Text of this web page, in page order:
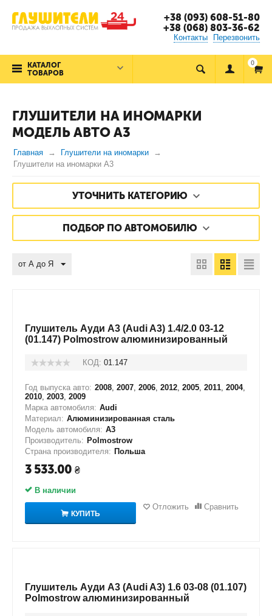
+38 (093) 608-51-80
+38 (068) 803-36-62
Контакты Перезвонить
КАТАЛОГ
ТОВАРОВ
0
ГЛУШИТЕЛИ НА ИНОМАРКИ
МОДЕЛЬ АВТО A3
Главная
Глушители на иномарки
Глушители на иномарки A3
УТОЧНИТЬ КАТЕГОРИЮ
ПОДБОР ПО АВТОМОБИЛЮ
от А до Я
Глушитель Ауди А3 (Audi A3) 1.4/2.0 03-12
(01.147) Polmostrow алюминизированный
КОД: 01.147
Год выпуска авто: 2008, 2007, 2006, 2012, 2005, 2011, 2004,
2010, 2003, 2009
Марка автомобиля: Audi
Материал: Алюминизированная сталь
Модель автомобиля: A3
Производитель: Polmostrow
Страна производителя: Польша
3 533.00 ₴
В наличии
КУПИТЬ
Отложить Сравнить
Глушитель Ауди А3 (Audi A3) 1.6 03-08 (01.107)
Polmostrow алюминизированный